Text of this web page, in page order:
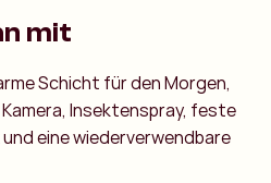
mit
Schicht für den Morgen,
Insektenspray, feste
eine wiederverwendbare